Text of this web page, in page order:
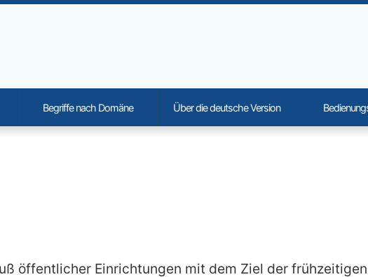
and content
öffentlicher Einrichtungen mit dem Ziel der
Begriffe nach Domäne Über die deutsche Version